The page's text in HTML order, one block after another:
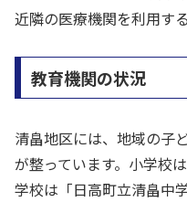
近隣の医療機関を利用す
教育機関の状況
清畠地区には、地域の子
が整っています。小学校
学校は「日高町立清畠中